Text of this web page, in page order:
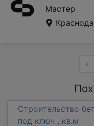
Мастер
‹
Cтроительство
под ключ , кв.м